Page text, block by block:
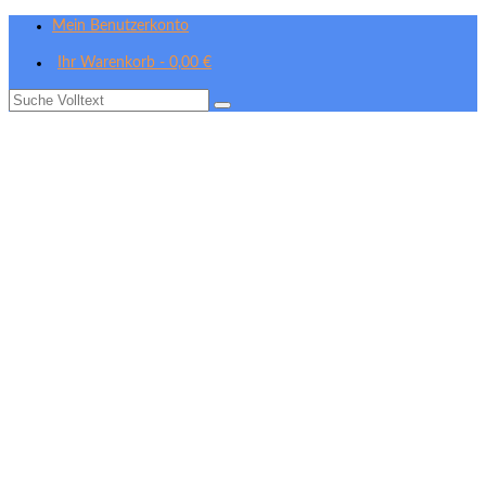
Mein Benutzerkonto
Ihr Warenkorb - 0,00 €
Suche